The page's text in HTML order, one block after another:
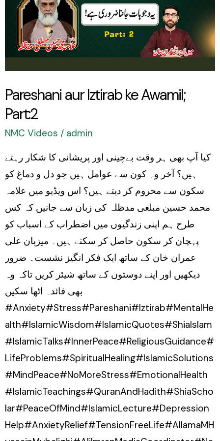
Pareshani aur Iztirab ke Awamil;
Part:2
NMC Videos / admin
کیا آپ بھی ہر وقت بےچینی اور پریشانی کا شکار رہتے
ہیں؟ آخر وہ کون سے عوامل ہیں جو دل و دماغ کو
سکون سے محروم کر دیتے ہیں؟ اس ویڈیو میں علامہ
محمد حسین مبلغی مدظلہ کی زبان سے جانیں کہ کس
طرح ہم اپنی زندگیوں میں اضطراب کے اسباب کو
پہچان کر سکون حاصل کر سکتے ہیں۔ میزبان علی
عمران خان کے ساتھ ایک فکر انگیز نشست۔ ضرور
دیکھیں اور اپنے دوستوں کے ساتھ شیئر کریں تاکہ وہ
بھی فائدہ اٹھا سکیں
#Anxiety#Stress#Pareshani#Iztirab#MentalHe
alth#IslamicWisdom#IslamicQuotes#ShiaIslam
#IslamicTalks#InnerPeace#ReligiousGuidance#
LifeProblems#SpiritualHealing#IslamicSolutions
#MindPeace#NoMoreStress#EmotionalHealth
#IslamicTeachings#QuranAndHadith#ShiaScho
lar#PeaceOfMind#IslamicLecture#Depression
Help#AnxietyRelief#TensionFreeLife#AllamaMH